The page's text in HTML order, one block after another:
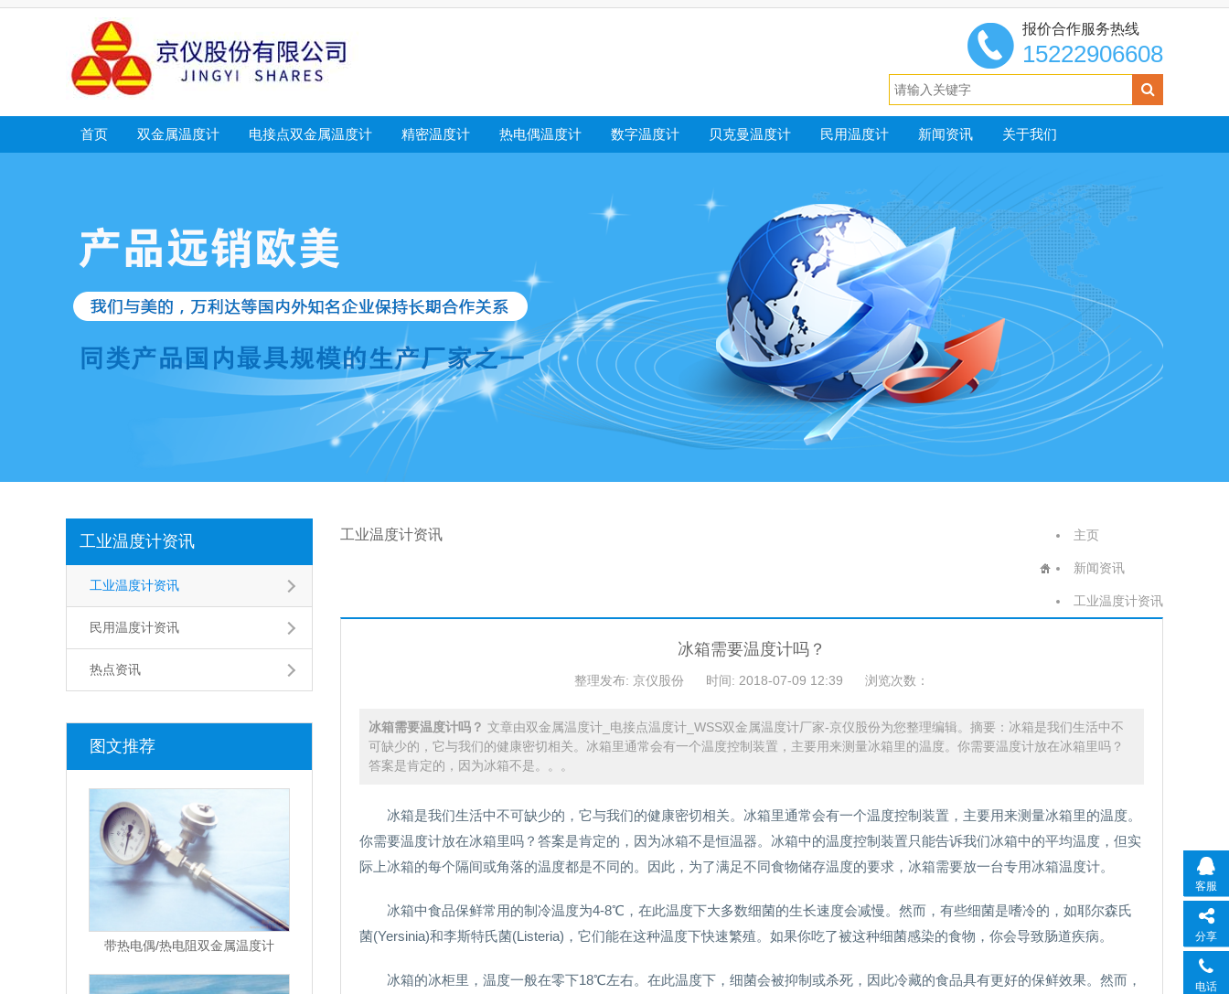
报价合作服务热线
15222906608
首页 双金属温度计 电接点双金属温度计 精密温度计 热电偶温度计 数字温度计 贝克曼温度计 民用温度计 新闻资讯 关于我们
工业温度计资讯
工业温度计资讯
民用温度计资讯
热点资讯
图文推荐
带热电偶/热电阻双金属温度计
工业温度计资讯 主页
新闻资讯
工业温度计资讯
冰箱需要温度计吗？
整理发布: 京仪股份 时间: 2018-07-09 12:39 浏览次数：
冰箱需要温度计吗？ 文章由双金属温度计_电接点温度计_WSS双金属温度计厂家-京仪股份为您整理编辑。摘要：冰箱是我们生活中不
可缺少的，它与我们的健康密切相关。冰箱里通常会有一个温度控制装置，主要用来测量冰箱里的温度。你需要温度计放在冰箱里吗？
答案是肯定的，因为冰箱不是。。。
冰箱是我们生活中不可缺少的，它与我们的健康密切相关。冰箱里通常会有一个温度控制装置，主要用来测量冰箱里的温度。
你需要温度计放在冰箱里吗？答案是肯定的，因为冰箱不是恒温器。冰箱中的温度控制装置只能告诉我们冰箱中的平均温度，但实
际上冰箱的每个隔间或角落的温度都是不同的。因此，为了满足不同食物储存温度的要求，冰箱需要放一台专用冰箱温度计。
冰箱中食品保鲜常用的制冷温度为4-8℃，在此温度下大多数细菌的生长速度会减慢。然而，有些细菌是嗜冷的，如耶尔森氏
菌(Yersinia)和李斯特氏菌(Listeria)，它们能在这种温度下快速繁殖。如果你吃了被这种细菌感染的食物，你会导致肠道疾病。
冰箱的冰柜里，温度一般在零下18℃左右。在此温度下，细菌会被抑制或杀死，因此冷藏的食品具有更好的保鲜效果。然而，
客服
分享
电话